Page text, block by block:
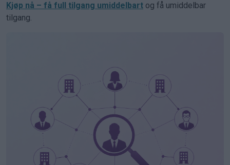
Kjøp nå – få full tilgang umiddelbart og få umiddelbar
tilgang.